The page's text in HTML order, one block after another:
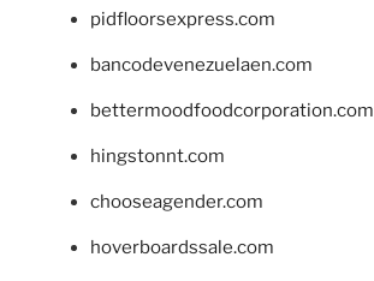
pidfloorsexpress.com
bancodevenezuelaen.com
bettermoodfoodcorporation.com
hingstonnt.com
chooseagender.com
hoverboardssale.com